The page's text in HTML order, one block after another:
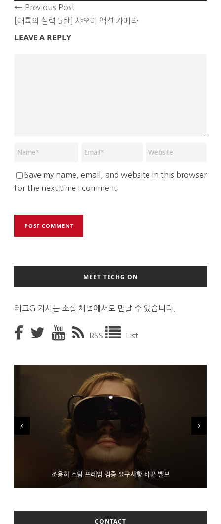
Previous Post
[대륙의 실력 5탄] 샤오미 액션 카메라
LEAVE A REPLY
Save my name, email, and website in this browser
for the next time I comment.
MEET TECHG ON
테크G 기사는 소셜 채널에서도 만날 수 있습니다.
RSS List
조용히 스팀 프레임 검증 요구사항 바꾼 밸브
9월 4일부터 서비스 접는 안드로이드 장치용 구글 어시스턴트
FMS 2026서 차세대 3D 메모리 ZHBM·ZNAND-O 모형 처음 선
보인 삼성전자
CONTACT